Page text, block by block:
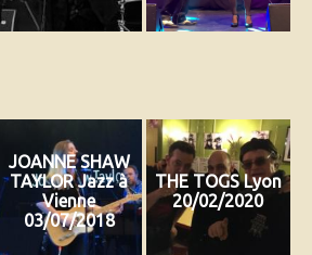
JOANNE SHAW
TAYLOR Jazz à
Vienne
03/07/2018
THE TOGS Lyon
20/02/2020